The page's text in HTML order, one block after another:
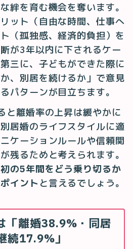
絆を育む機会を奪います。
ット（自由な時間、仕事へ
（孤独感、経済的負担）を
が3年以内に下されるケー
三に、子どもができた際に
、別居を続けるか」で意見
パターンが目立ちます。
と離婚率の上昇は緩やかに
居婚のライフスタイルに適
ケーションルールや信頼関
残るためと考えられます。
の5年間をどう乗り切るか
イント と言えるでしょう。
「離婚38.9%・同居
続17.9%」